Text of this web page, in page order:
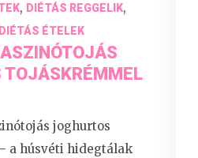
, DIÉTÁS REGGELIK,
ÉTELEK
TOJÁSKRÉMMEL
joghurtos
a húsvéti hidegtálak